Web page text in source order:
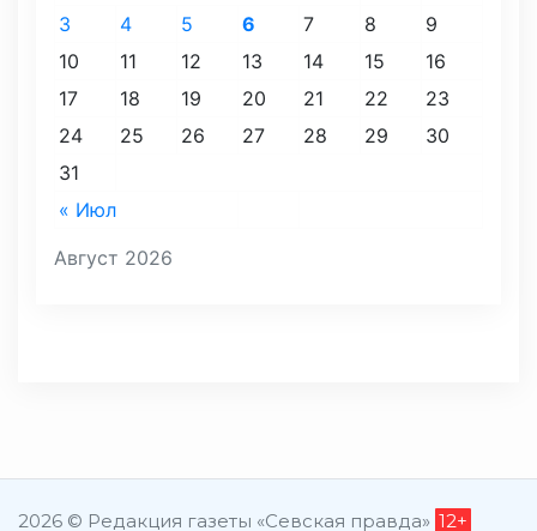
Август 2026
« Июл
3
4 5 6 7 8
9
10
11 12 13 14 15
16
17
18 19 20 21 22
23
24
25 26 27 28 29
30
31
2026 © Редакция газеты «Севская правда» 12+